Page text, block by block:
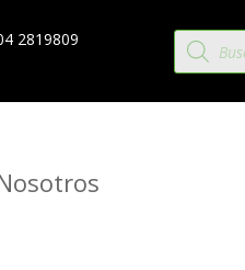
2819809 Búsqueda
de
productos